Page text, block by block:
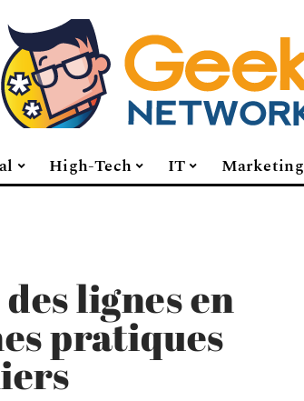
High-Tech IT Marketing
lignes en
pratiques